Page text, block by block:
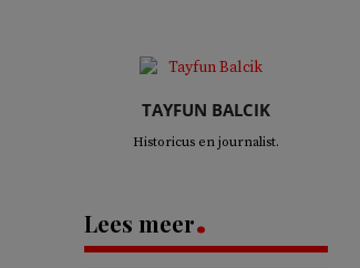
TAYFUN BALCIK
Historicus en journalist.
Lees meer